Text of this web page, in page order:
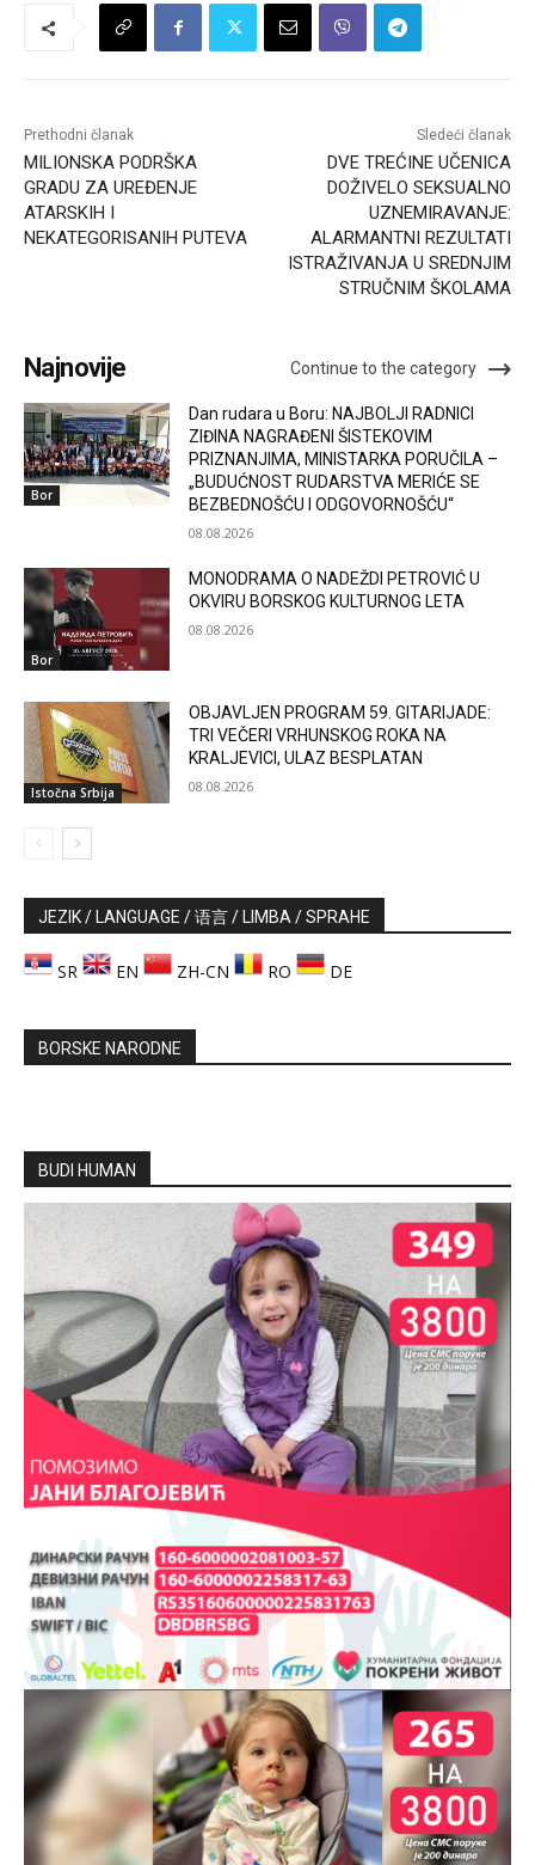
Prethodni članak
MILIONSKA PODRŠKA
GRADU ZA UREĐENJE
ATARSKIH I
NEKATEGORISANIH PUTEVA
Sledeći članak
DVE TREĆINE UČENICA
DOŽIVELO SEKSUALNO
UZNEMIRAVANJE:
ALARMANTNI REZULTATI
ISTRAŽIVANJA U SREDNJIM
STRUČNIM ŠKOLAMA
Najnovije Continue to the category
Bor
Dan rudara u Boru: NAJBOLJI RADNICI
ZIĐINA NAGRAĐENI ŠISTEKOVIM
PRIZNANJIMA, MINISTARKA PORUČILA –
„BUDUĆNOST RUDARSTVA MERIĆE SE
BEZBEDNOŠĆU I ODGOVORNOŠĆU“
08.08.2026
Bor
MONODRAMA O NADEŽDI PETROVIĆ U
OKVIRU BORSKOG KULTURNOG LETA
08.08.2026
Istočna Srbija
OBJAVLJEN PROGRAM 59. GITARIJADE:
TRI VEČERI VRHUNSKOG ROKA NA
KRALJEVICI, ULAZ BESPLATAN
08.08.2026
JEZIK / LANGUAGE / 语言 / LIMBA / SPRAHE
SR EN ZH-CN RO DE
BORSKE NARODNE
BUDI HUMAN